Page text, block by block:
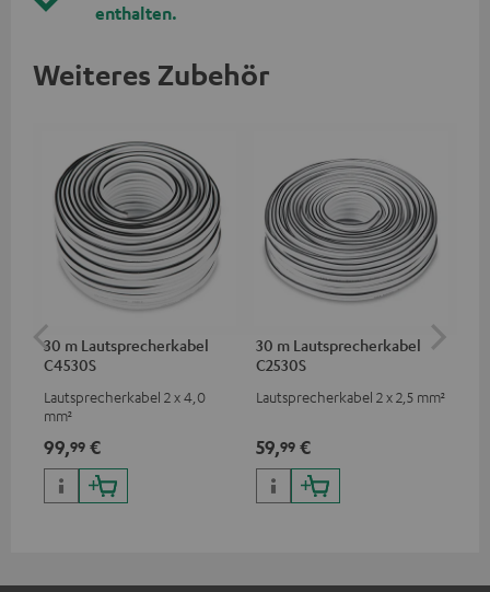
enthalten.
Weiteres Zubehör
30 m Lautsprecherkabel
C4530S
Lautsprecherkabel 2 x 4,0
mm²
99,99 €
30 m Lautsprecherkabel
C2530S
Lautsprecherkabel 2 x 2,5 mm²
59,99 €